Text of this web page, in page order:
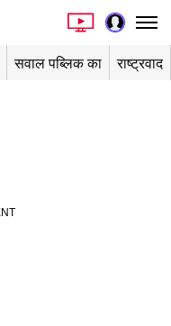
सवाल पब्लिक का राष्ट्रवाद